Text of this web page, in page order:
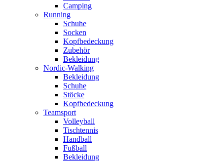
Camping
Running
Schuhe
Socken
Kopfbedeckung
Zubehör
Bekleidung
Nordic-Walking
Bekleidung
Schuhe
Stöcke
Kopfbedeckung
Teamsport
Volleyball
Tischtennis
Handball
Fußball
Bekleidung